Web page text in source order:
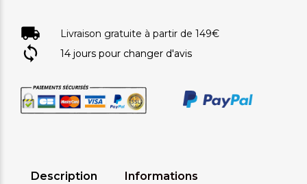
Livraison gratuite à partir de 149€
14 jours pour changer d'avis
Description Informations